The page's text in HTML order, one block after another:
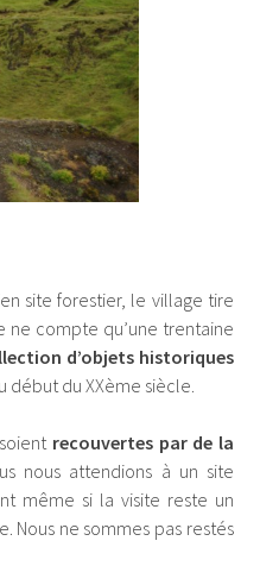
site forestier, le village tire
ne compte qu’une trentaine
d’objets historiques
début du XXème siècle.
recouvertes par de la
nous attendions à un site
même si la visite reste un
Nous ne sommes pas restés